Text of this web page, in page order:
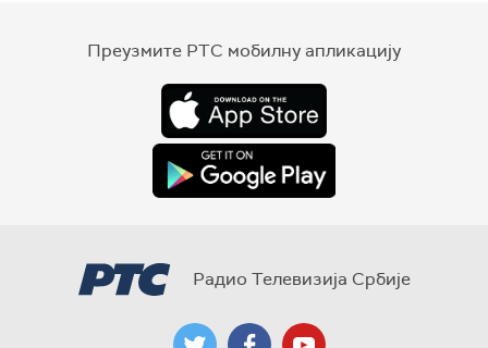
Преузмите РТС мобилну апликацију
Радио Телевизија Србије